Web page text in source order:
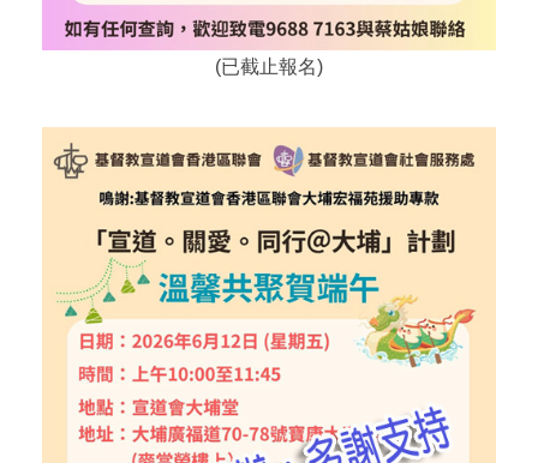
(已截止報名)